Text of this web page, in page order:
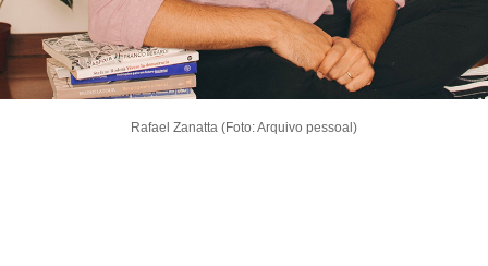
Rafael Zanatta (Foto: Arquivo pessoal)